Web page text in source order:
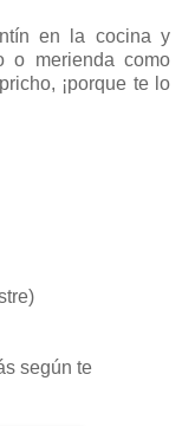
en la cocina y
o merienda como
¡porque te lo
según te